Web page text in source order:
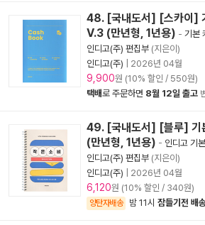
48. [국내도서] [스카이]
V.3 (만년형, 1년용) - 기본
인디고(주) 편집부 (지은이)
인디고(주)
2026년 04월
9,900원 (10% 할인 / 550원)
택배로 주문하면 8월 12일 출고
49. [국내도서] [블루] 기
(만년형, 1년용) - 인디고 기
인디고(주) 편집부 (지은이)
인디고(주)
2026년 04월
6,120원 (10% 할인 / 340원)
양탄자배송 밤 11시 잠들기전 배